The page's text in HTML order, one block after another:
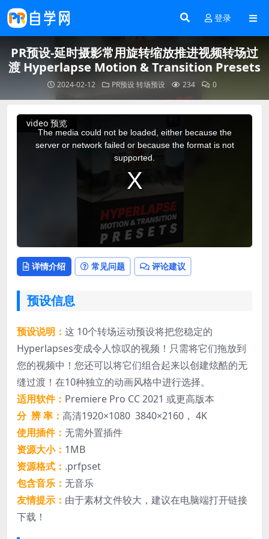
登录
PR预设-延时摄影常用旋转缩放推进视频转场过
渡 Hyperlapse Motion & Transition Presets
2024-02-12 PR预设转场预设 234 0
video 预览
This
The media could not be loaded, either because the
server or network failed or because the format is not
supported.
详情介绍 常见问题 评论建议
预设信息
预设说明： 这 10个转场运动预设将把您稳定的
Hyperlapses变成令人惊叹的视频！只需将它们拖放到
您的视频中！您还可以将它们组合起来以创建炫酷的无
缝过渡！在10种独立的动画风格中进行选择。
适用软件： Premiere Pro CC 2021 或更高版本
分 辨 率： 高清1920×1080 3840×2160， 4K
使用插件： 无需外置插件
资源大小： 1MB
资源格式： .prfpset
包含音乐： 无音乐
友情提示： 由于素材文件较大，建议在电脑端打开链接
下载！